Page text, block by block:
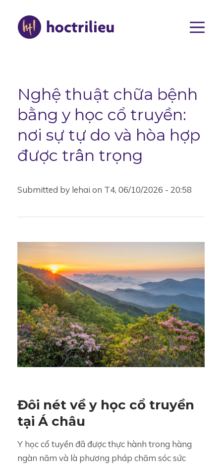
Nghệ thuật chữa bệnh
bằng y học cổ truyền:
nơi sự tự do và hòa hợp
được trân trọng
Submitted by lehai on T4, 06/10/2026 - 20:58
Đôi nét về y học cổ truyền
tại Á châu
Y học cổ tuyền đã được thực hành trong hàng
ngàn năm và là phương pháp chăm sóc sức